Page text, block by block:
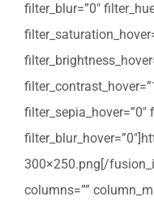
filter_blur=”0″
filter_sepia_hover=”0″
300×250.png[/
columns=””